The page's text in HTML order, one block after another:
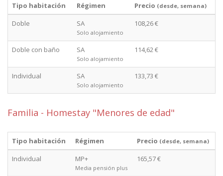
Tipo habitación Régimen Precio (desde, semana)
Doble SA
Solo alojamiento
108,26 €
Doble con baño SA
Solo alojamiento
114,62 €
Individual SA
Solo alojamiento
133,73 €
Familia - Homestay "Menores de edad"
Tipo habitación Régimen Precio (desde, semana)
Individual MP+
Media pensión plus
165,57 €